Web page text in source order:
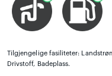
Tilgjengelige fasiliteter:
Drivstoff, Badeplass.